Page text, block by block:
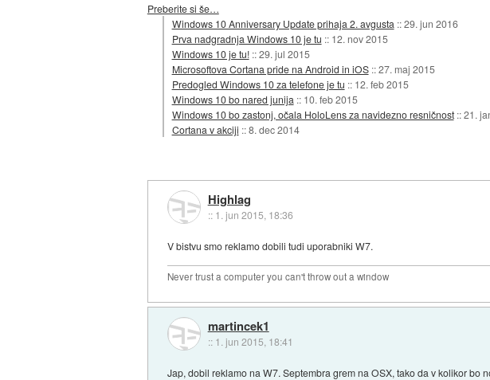
Preberite si še…
Windows 10 Anniversary Update prihaja 2. avgusta ::29. jun 2016
Prva nadgradnja Windows 10 je tu :: 12. nov 2015
Windows 10 je tu! ::29. jul 2015
Microsoftova Cortana pride na Android in iOS ::27. maj 2015
Predogled Windows 10 za telefone je tu :: 12. feb 2015
Windows 10 bo nared junija :: 10. feb 2015
Windows 10 bo zastonj, očala HoloLens za navidezno resničnost ::21.
Cortana v akciji ::8. dec 2014
Highlag
:: 1. jun 2015, 18:36
V bistvu smo reklamo dobili tudi uporabniki W7.
Never trust a computer you can't throw out a window
martincek1
:: 1. jun 2015, 18:41
Jap, dobil reklamo na W7. Septembra grem na OSX, tako da v kolikor bo